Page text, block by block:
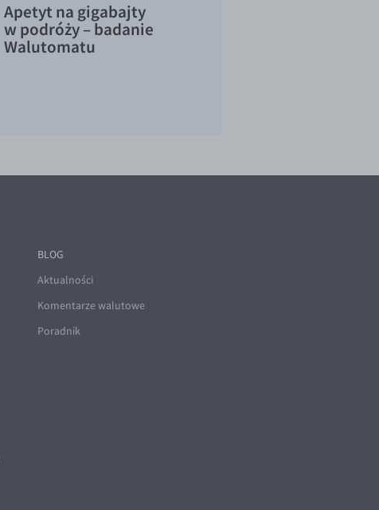
Apetyt na gigabajty
w podróży – badanie
Walutomatu
BLOG
Aktualności
Komentarze walutowe
Poradnik